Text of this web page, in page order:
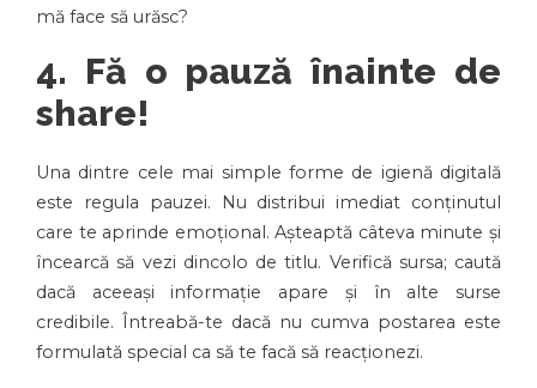
mă face să urăsc?
4. Fă o pauză înainte de
share!
Una dintre cele mai simple forme de igienă digitală
este regula pauzei. Nu distribui imediat conținutul
care te aprinde emoțional. Așteaptă câteva minute și
încearcă să vezi dincolo de titlu. Verifică sursa; caută
dacă aceeași informație apare și în alte surse
credibile. Întreabă-te dacă nu cumva postarea este
formulată special ca să te facă să reacționezi.